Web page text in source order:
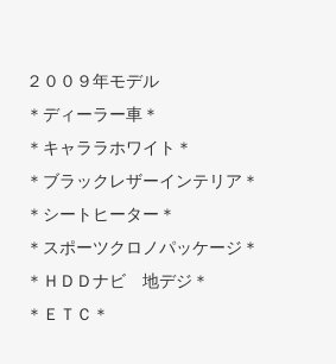
２００９年モデル
＊ディーラー車＊
＊キャララホワイト＊
＊ブラックレザーインテリア＊
＊シートヒーター＊
＊スポーツクロノパッケージ＊
＊ＨＤＤナビ 地デジ＊
＊ＥＴＣ＊